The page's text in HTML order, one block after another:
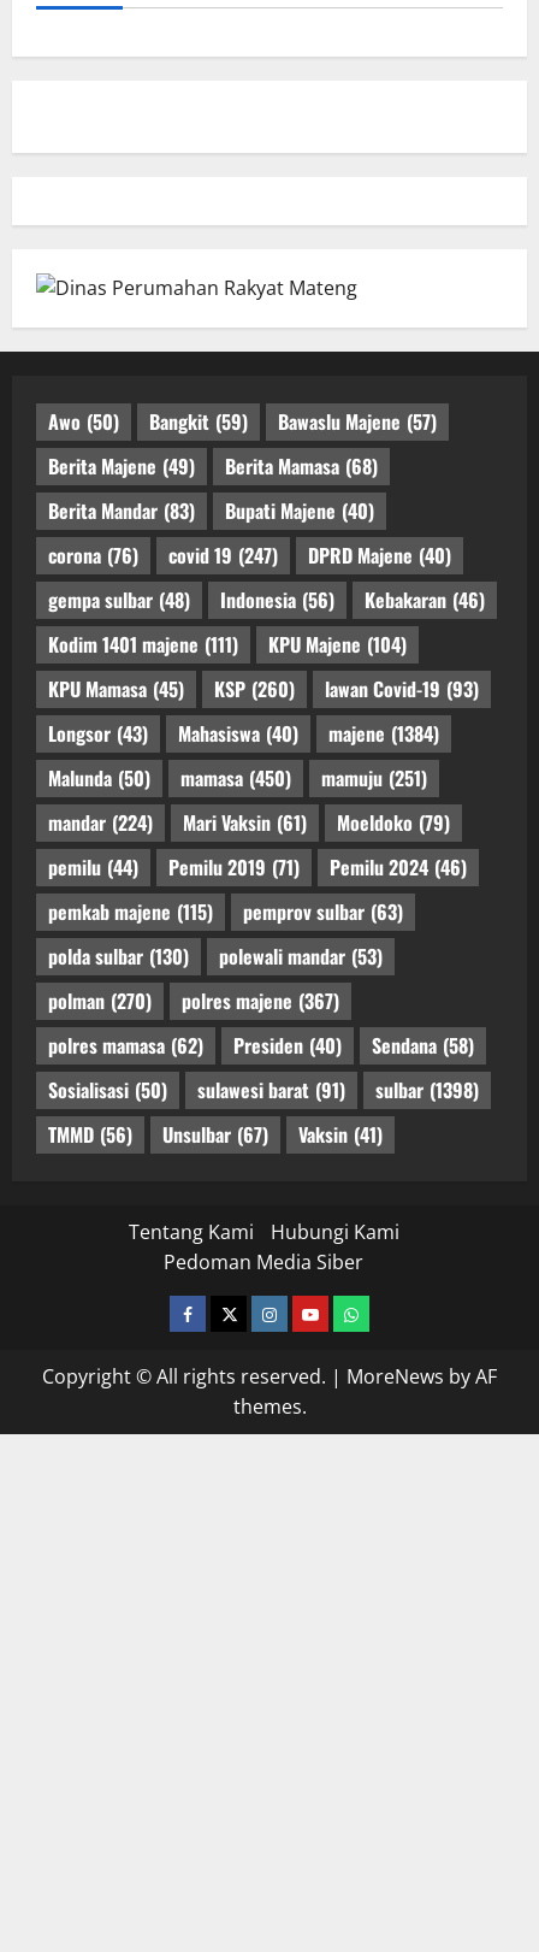
Awo (50) Bangkit (59) Bawaslu Majene (57)
Berita Majene (49) Berita Mamasa (68)
Berita Mandar (83) Bupati Majene (40)
corona (76) covid 19 (247) DPRD Majene (40)
gempa sulbar (48) Indonesia (56) Kebakaran (46)
Kodim 1401 majene (111) KPU Majene (104)
KPU Mamasa (45) KSP (260) lawan Covid-19 (93)
Longsor (43) Mahasiswa (40) majene (1384)
Malunda (50) mamasa (450) mamuju (251)
mandar (224) Mari Vaksin (61) Moeldoko (79)
pemilu (44) Pemilu 2019 (71) Pemilu 2024 (46)
pemkab majene (115) pemprov sulbar (63)
polda sulbar (130) polewali mandar (53)
polman (270) polres majene (367)
polres mamasa (62) Presiden (40) Sendana (58)
Sosialisasi (50) sulawesi barat (91) sulbar (1398)
TMMD (56) Unsulbar (67) Vaksin (41)
Tentang Kami
Hubungi Kami
Pedoman Media Siber
facebooktwitterinstagram.com
youtubewhatsapp
Copyright © All rights reserved. | MoreNews by AF
themes.